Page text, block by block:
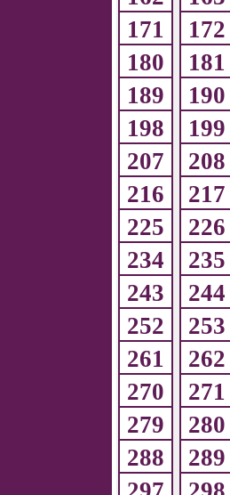
171
172
180
181
189
190
198
199
207
208
216
217
225
226
234
235
243
244
252
253
261
262
270
271
279
280
288
289